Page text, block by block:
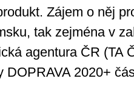
Zájem o něj
tak zejména v
agentura ČR (TA
DOPRAVA 2020+